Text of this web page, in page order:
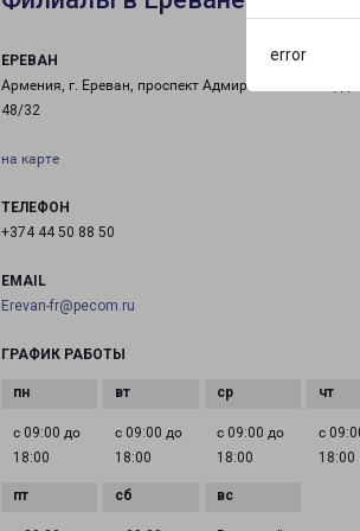
error
ЕРЕВАН
Армения, г. Ереван, проспект Адмирала Исакова, д.
48/32
на карте
ТЕЛЕФОН
+374 44 50 88 50
EMAIL
Erevan-fr@pecom.ru
ГРАФИК РАБОТЫ
с 09:00 до
18:00
с 09:00 до
18:00
с 09:00 до
18:00
с
18:00